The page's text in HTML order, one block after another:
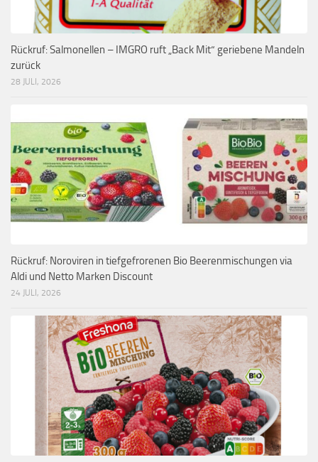
Rückruf: Salmonellen – IMGRO ruft „Back Mit“ geriebene Mandeln
zurück
28 JULI, 2026
Rückruf: Noroviren in tiefgefrorenen Bio Beerenmischungen via
Aldi und Netto Marken Discount
24 JULI, 2026